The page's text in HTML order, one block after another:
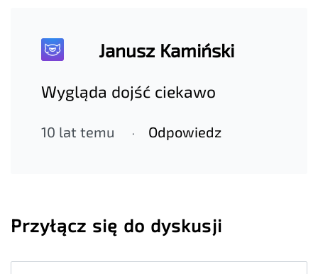
Janusz Kamiński
Wygląda dojść ciekawo
10 lat temu Odpowiedz
Przyłącz się do dyskusji